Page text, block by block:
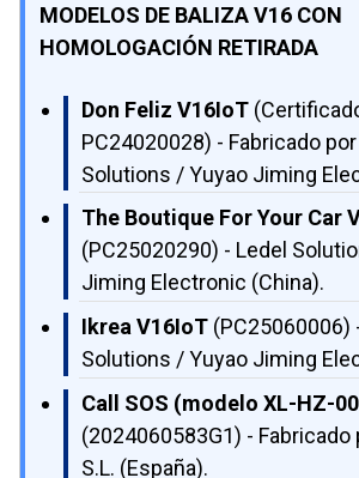
MODELOS DE BALIZA V16 CON
HOMOLOGACIÓN RETIRADA
Don Feliz V16IoT
PC24020028) - Fabricado
Solutions / Yuyao Jiming
The Boutique For Your Car
(PC25020290) - Ledel
Jiming Electronic (China).
Ikrea V16IoT (PC25060006)
Solutions / Yuyao Jiming
Call SOS (modelo XL-HZ-
(2024060583G1) - Fabricado
S.L. (España).